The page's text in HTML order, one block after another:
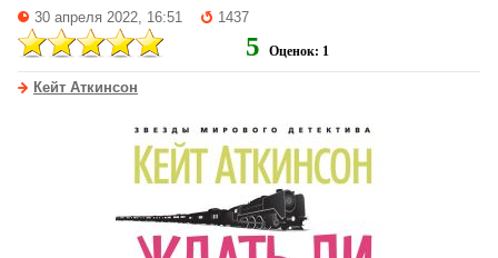
30 апреля 2022, 16:51 1437
5 Оценок: 1
Кейт Аткинсон